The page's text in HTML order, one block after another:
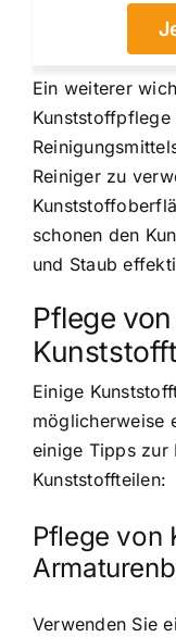
Ein weiterer
Reiniger zu
schonen den
und Staub
Pflege
Einige
möglicherweise
einige Tipps zur
Kunststoffteilen:
Pflege von
Verwenden Sie